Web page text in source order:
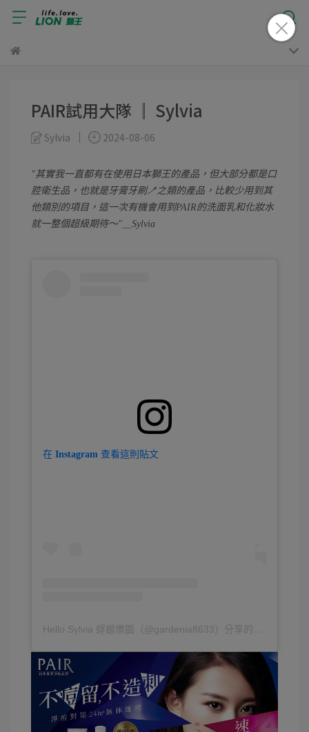
PAIR試用大隊 ║ Sylvia
Sylvia 2024-08-06
其實我一直都有在使用日本獅王的產品，但大部分都是口
腔衛生品，也就是牙膏牙刷🪥之類的產品，比較少用到其
他類別的項目，這一次有機會用到PAIR的洗面乳和化妝水
就一整個超級期待～
＿Sylvia
在 Instagram 查看這則貼文